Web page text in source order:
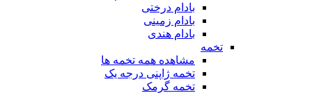
بادام درختی
بادام زمینی
بادام هندی
تخمه
مشاهده همه تخمه ها
تخمه ژاپنی درجه یک
تخمه گرمک